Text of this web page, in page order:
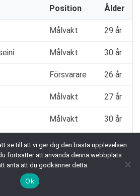
Position Ålder
Målvakt 29 år
Målvakt 30 år
Försvarare 26 år
Målvakt 27 år
Målvakt 30 år
Försvarare 29 år
Mittfältare
se till att vi ger dig den bästa upplevelsen
fortsätter att använda denna webbplats
anta att du godkänner detta.
Ok